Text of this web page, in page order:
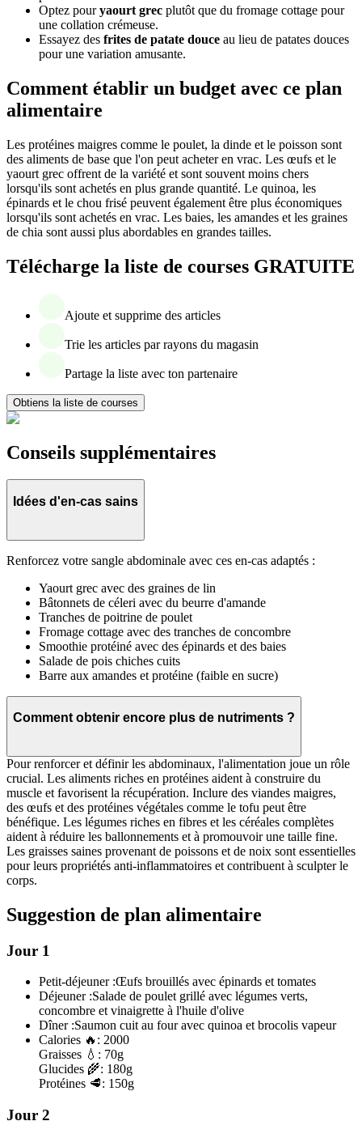
Optez pouryaourt grec plutôt que du fromage cottage pour
une collation crémeuse.
Essayez des frites de patate douce au lieu de patates douces
pour une variation amusante.
Comment établir un budget avec ce plan
alimentaire
Les protéines maigres comme le poulet, la dinde et le poisson sont
des aliments de base que l'on peut acheter en vrac. Les œufs et le
yaourt grec offrent de la variété et sont souvent moins chers
lorsqu'ils sont achetés en plus grande quantité. Le quinoa, les
épinards et le chou frisé peuvent également être plus économiques
lorsqu'ils sont achetés en vrac. Les baies, les amandes et les graines
de chia sont aussi plus abordables en grandes tailles.
Télécharge la liste de courses GRATUITE
Ajoute et supprime des articles
Trie les articles par rayons du magasin
Partage la liste avec ton partenaire
Obtiens la liste de courses
Conseils supplémentaires
Idées d'en-cas sains
Renforcez votre sangle abdominale avec ces en-cas adaptés :
Yaourt grec avec des graines de lin
Bâtonnets de céleri avec du beurre d'amande
Tranches de poitrine de poulet
Fromage cottage avec des tranches de concombre
Smoothie protéiné avec des épinards et des baies
Salade de pois chiches cuits
Barre aux amandes et protéine (faible en sucre)
Comment obtenir encore plus de nutriments ?
Pour renforcer et définir les abdominaux, l'alimentation joue un rôle
crucial. Les aliments riches en protéines aident à construire du
muscle et favorisent la récupération. Inclure des viandes maigres,
des œufs et des protéines végétales comme le tofu peut être
bénéfique. Les légumes riches en fibres et les céréales complètes
aident à réduire les ballonnements et à promouvoir une taille fine.
Les graisses saines provenant de poissons et de noix sont essentielles
pour leurs propriétés anti-inflammatoires et contribuent à sculpter le
corps.
Suggestion de plan alimentaire
Jour 1
Petit-déjeuner :Œufs brouillés avec épinards et tomates
Déjeuner :Salade de poulet grillé avec légumes verts,
concombre et vinaigrette à l'huile d'olive
Dîner :Saumon cuit au four avec quinoa et brocolis vapeur
Calories 🔥: 2000
Graisses 💧: 70g
Glucides 🌾: 180g
Protéines 🥩: 150g
Jour 2